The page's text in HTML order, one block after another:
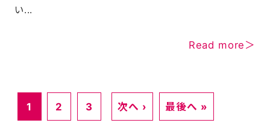
い...
Read more＞
1 2 3 次へ › 最後へ »